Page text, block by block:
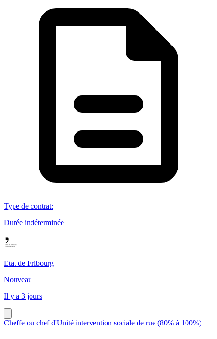
Type de contrat:
Durée indéterminée
Etat de Fribourg
Nouveau
Il y a 3 jours
Cheffe ou chef d'Unité intervention sociale de rue (80% à 100%)